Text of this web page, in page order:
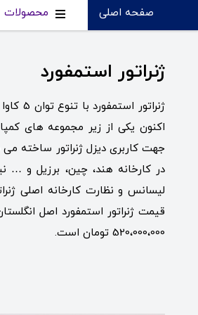
صفحه اصلی محصولات
ژنراتور استمفورد
جهت کاربری دیزل ژنراتور ساخته می
در کارخانه هند، چین، برزیل و
لیسانس و نظارت کارخانه اصلی
520،000،000 تومان است.